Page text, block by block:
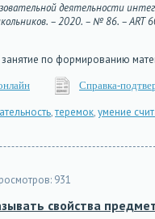
деятельности
– 2020. – № 86. –
по формированию
Справка-
,теремок,умение
931
свойства